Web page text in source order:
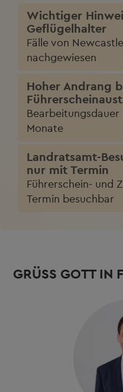
Wichtiger
Geflügelhalter
Fälle von
nachgewiesen
Hoher Andrang
Monate
Landratsamt-
nur mit Termin
Führerschein- und
Termin besuchbar
GRÜSS GOTT IN